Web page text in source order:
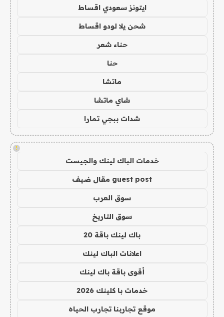
ايتونز سعودي اقساط
شحن يلا لودو اقساط
حناء شعر
حنا
ماتشا
شاي ماتشا
شدات ببجي تمارا
!
خدمات الباك لينك والجيست
guest post مقال ضيف
سوق العرب
سوق التاريخ
باك لينك باقة 20
اعلانات الباك لينك
أقوى باقة باك لينك
خدمات با كلينك 2026
موقع تجاربنا تجارب الحياه